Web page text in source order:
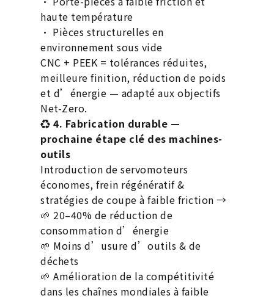
haute température
• Pièces structurelles en
environnement sous vide
CNC + PEEK = tolérances réduites,
meilleure finition, réduction de poids
et d’énergie — adapté aux objectifs
Net-Zero.
♻4. Fabrication durable —
prochaine étape clé des machines-
outils
Introduction de servomoteurs
économes, frein régénératif &
stratégies de coupe à faible friction →
🌱 20–40% de réduction de
consommation d’énergie
🌱 Moins d’usure d’outils & de
déchets
🌱 Amélioration de la compétitivité
dans les chaînes mondiales à faible